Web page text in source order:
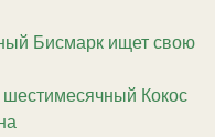
Бисмарк ищет свою
Кокос